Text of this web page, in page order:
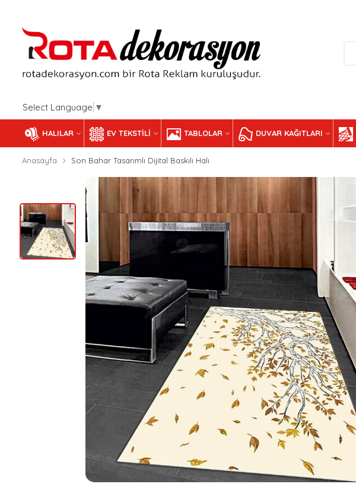
Select Language ▼
HALILAR EV TEKSTILI TABLOLAR DUVAR KAĞITLARI
Anasayfa Son Bahar Tasarımlı Dijital Baskılı Halı